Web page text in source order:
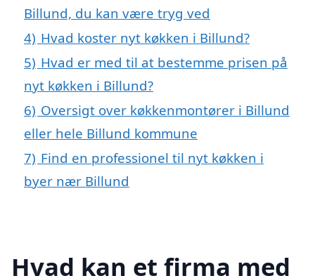
Billund, du kan være tryg ved
4) Hvad koster nyt køkken i Billund?
5) Hvad er med til at bestemme prisen på
nyt køkken i Billund?
6) Oversigt over køkkenmontører i Billund
eller hele Billund kommune
7) Find en professionel til nyt køkken i
byer nær Billund
Hvad kan et firma med